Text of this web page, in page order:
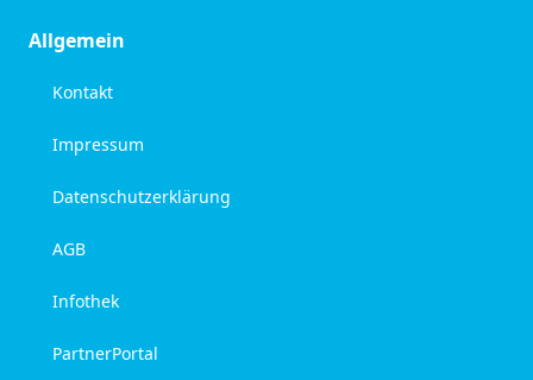
Allgemein
Kontakt
Impressum
Datenschutzerklärung
AGB
Infothek
PartnerPortal